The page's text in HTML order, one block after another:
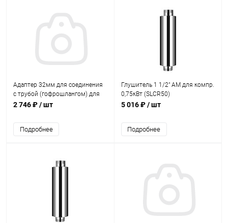
Адаптер 32мм для соединения
с трубой (гофрошлангом) для
компрессора Airtech 0401005
2 746 ₽/ шт
Подробнее
Глушитель 1 1/2" AM для компр.
0,75кВт (SLCR50)
5 016 ₽/ шт
Подробнее